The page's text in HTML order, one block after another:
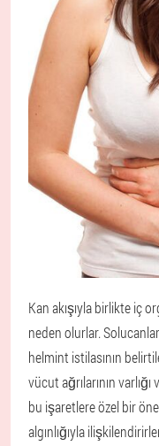
Kan akışıyla birlikte iç
neden olurlar.
helmint istilasının
vücut ağrılarının
bu işaretlere özel bir
algınlığıyla